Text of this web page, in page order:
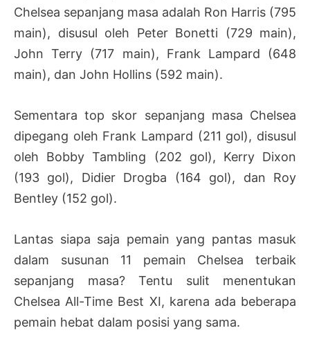
Chelsea sepanjang masa adalah Ron Harris (795
main), disusul oleh Peter Bonetti (729 main),
John Terry (717 main), Frank Lampard (648
main), dan John Hollins (592 main).
Sementara top skor sepanjang masa Chelsea
dipegang oleh Frank Lampard (211 gol), disusul
oleh Bobby Tambling (202 gol), Kerry Dixon
(193 gol), Didier Drogba (164 gol), dan Roy
Bentley (152 gol).
Lantas siapa saja pemain yang pantas masuk
dalam susunan 11 pemain Chelsea terbaik
sepanjang masa? Tentu sulit menentukan
Chelsea All-Time Best XI, karena ada beberapa
pemain hebat dalam posisi yang sama.